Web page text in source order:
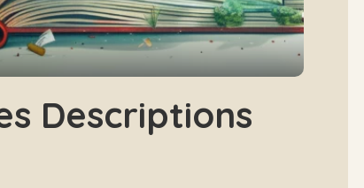
Descriptions